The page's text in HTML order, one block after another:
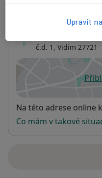
č.d. 1, Vidim 27721
Dostupnost
Na této adrese online
Co mám v takové
Upravit